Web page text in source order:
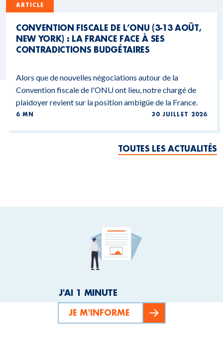
ARTICLE
CONVENTION FISCALE DE L’ONU (3-13 AOÛT,
NEW YORK) : LA FRANCE FACE À SES
CONTRADICTIONS BUDGÉTAIRES
Alors que de nouvelles négociations autour de la
Convention fiscale de l'ONU ont lieu, notre chargé de
plaidoyer revient sur la position ambigüe de la France.
6 MN 30 JUILLET 2026
TOUTES LES ACTUALITÉS
J'AI 1 MINUTE
JE M'INFORME